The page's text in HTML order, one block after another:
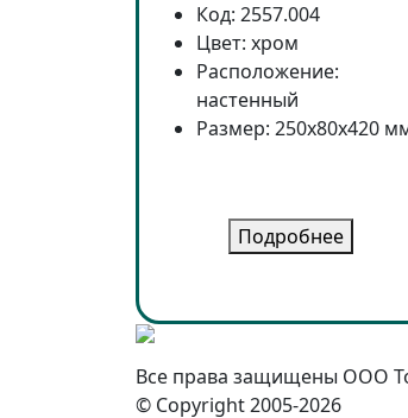
Код: 2557.004
Цвет: хром
Расположение:
настенный
Размер: 250x80x420
Подробнее
Все права защищены ООО
© Copyright 2005-2026